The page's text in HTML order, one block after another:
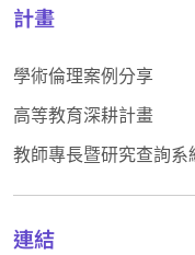
計畫
學術倫理案例分享
高等教育深耕計畫
教師專長暨研究查詢系
連結